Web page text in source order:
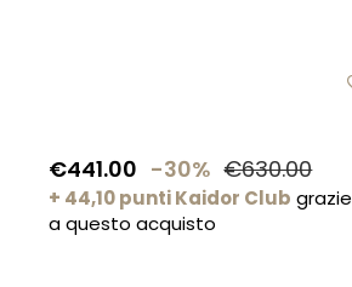
€441.00 -30% €630.00
+ 44,10 punti Kaidor Club grazie
a questo acquisto